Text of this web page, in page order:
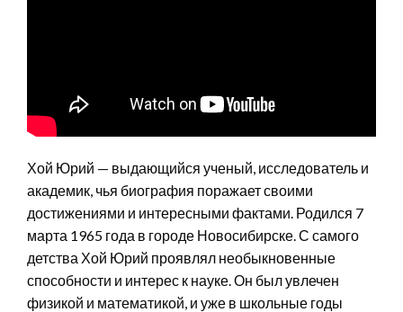
Хой Юрий — выдающийся ученый, исследователь и
академик, чья биография поражает своими
достижениями и интересными фактами. Родился 7
марта 1965 года в городе Новосибирске. С самого
детства Хой Юрий проявлял необыкновенные
способности и интерес к науке. Он был увлечен
физикой и математикой, и уже в школьные годы